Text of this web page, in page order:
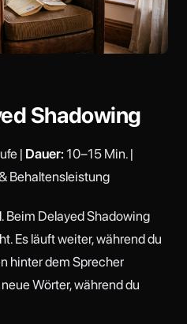
Shadowing
| Dauer: 10–15 Min. |
Behaltensleistung
Beim Delayed Shadowing
Es läuft weiter, während du
hinter dem Sprecher
Wörter, während du